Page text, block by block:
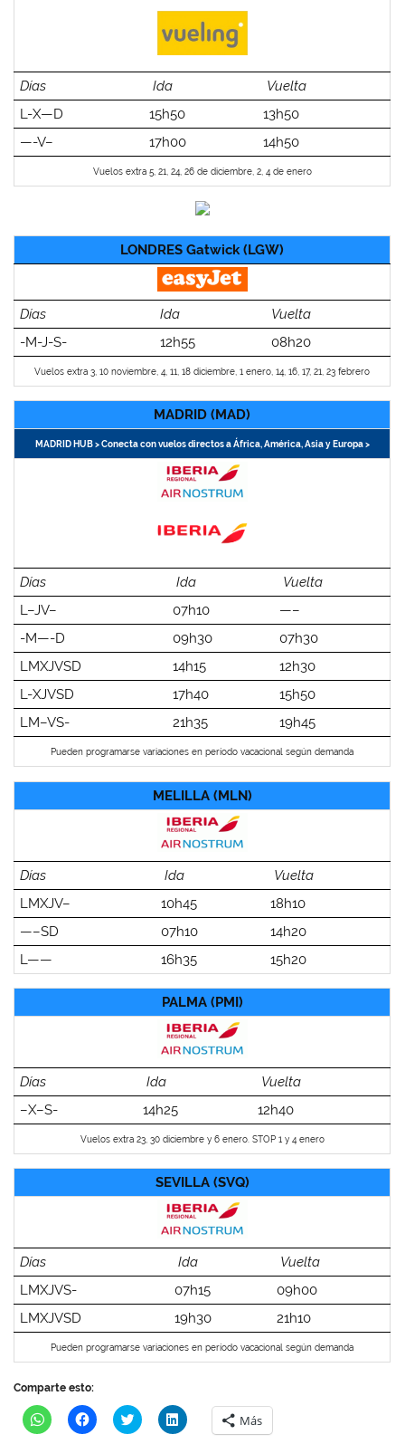
Días Ida
Vuelta
L-X—D
15h50
13h50
—-V–
17h00 14h50
Vuelos extra 5, 21, 24, 26 de diciembre, 2, 4 de enero
LONDRES Gatwick (LGW)
Días Ida
Vuelta
-M-J-S-
12h55 08h20
Vuelos extra 3, 10 noviembre, 4, 11, 18 diciembre, 1 enero, 14, 16, 17, 21, 23 febrero
MADRID (MAD)
MADRID HUB > Conecta con vuelos directos a África, América, Asia y Europa >
Días Ida
Vuelta
L–JV–
07h10
—–
-M—-D
09h30
07h30
LMXJVSD
14h15
12h30
L-XJVSD
17h40
15h50
LM–VS-
21h35 19h45
Pueden programarse variaciones en período vacacional según demanda
MELILLA (MLN)
Días Ida
Vuelta
LMXJV–
10h45
18h10
—–SD
07h10
14h20
L——
16h35 15h20
PALMA (PMI)
Días Ida
Vuelta
–X–S-
14h25 12h40
Vuelos extra 23, 30 diciembre y 6 enero. STOP 1 y 4 enero
SEVILLA (SVQ)
Días Ida
Vuelta
LMXJVS-
07h15
09h00
LMXJVSD
19h30 21h10
Pueden programarse variaciones en período vacacional según demanda
Comparte esto:
H
a
H
a
H
a
H
a Más